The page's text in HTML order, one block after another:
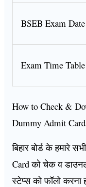
BSEB Exam Date
Exam Time Table
How to Check &
Dummy Admit
बिहार बोर्ड के हमारे
Card को चेक व
स्टेप्स को फॉलो करना